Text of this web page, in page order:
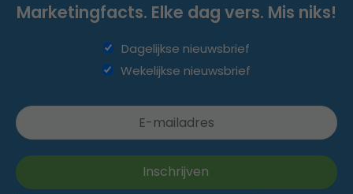
Marketingfacts. Elke dag vers. Mis niks!
Dagelijkse nieuwsbrief
Wekelijkse nieuwsbrief